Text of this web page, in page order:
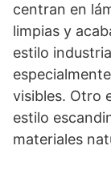
centran en
limpias y
estilo
visibles. Otro
estilo
materiales